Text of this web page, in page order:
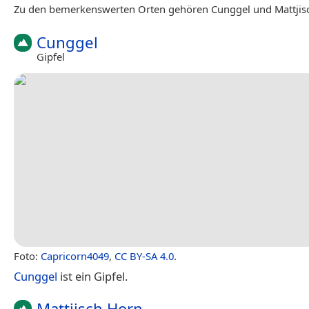
Zu den bemerkenswerten Orten gehören Cunggel und
Cunggel
Gipfel
Foto: Capricorn4049, CC BY-SA 4.0.
Cunggel ist ein Gipfel.